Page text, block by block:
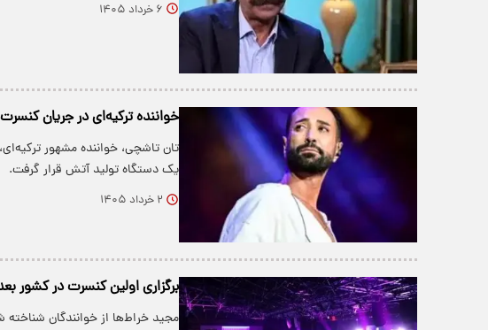
۶ خرداد ۱۴۰۵
خواننده ترکیه‌ای در جریان
تان تاشچی، خواننده مشهور
یک دستگاه تولید آتش قرار گرفت.
۲ خرداد ۱۴۰۵
برگزاری اولین کنسرت در کشور بعد از ۵ ماه
مجید خراط‌ها از خوانندگان